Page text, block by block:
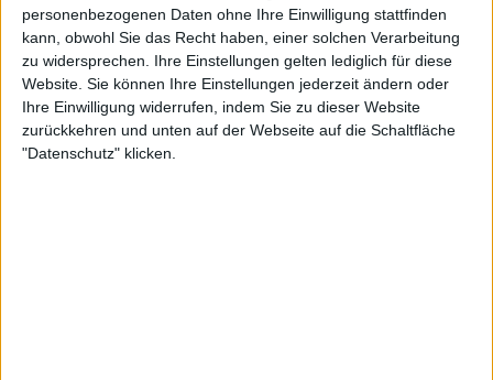
personenbezogenen Daten ohne Ihre Einwilligung stattfinden
kann, obwohl Sie das Recht haben, einer solchen Verarbeitung
zu widersprechen. Ihre Einstellungen gelten lediglich für diese
Website. Sie können Ihre Einstellungen jederzeit ändern oder
Ihre Einwilligung widerrufen, indem Sie zu dieser Website
zurückkehren und unten auf der Webseite auf die Schaltfläche
"Datenschutz" klicken.